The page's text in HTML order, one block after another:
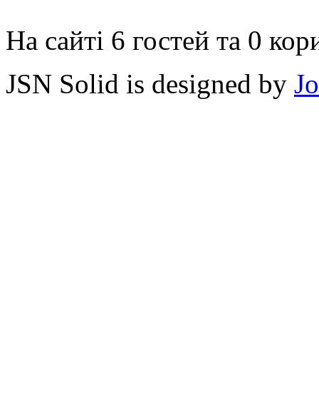
На сайті 6 гостей та 0
JSN Solid is designed by